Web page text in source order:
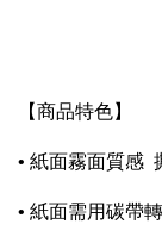
【商品特色】
• 紙面霧面質感
• 紙面需用碳帶